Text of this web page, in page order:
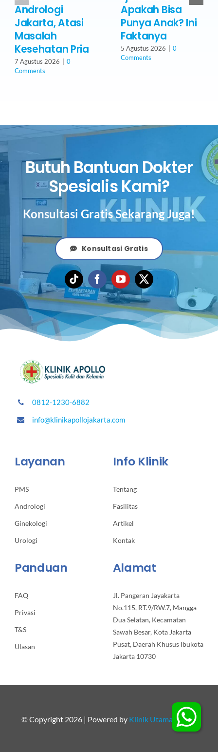
Andrologi
Jakarta, Atasi
Masalah
Kesehatan Pria
7 Agustus 2026
0
Comments
Apakah Bisa
Punya Anak? Ini
Faktanya
5 Agustus 2026
0
Comments
Butuh Bantuan Dokter
Spesialis Kami?
Konsultasi Gratis Sekarang Juga!
Konsultasi Gratis
0812-1230-6882
info@klinikapollojakarta.com
Layanan
PMS
Andrologi
Ginekologi
Urologi
Info Klinik
Tentang
Fasilitas
Artikel
Kontak
Panduan
FAQ
Privasi
T&S
Ulasan
Alamat
Jl. Pangeran Jayakarta
No.115, RT.9/RW.7, Mangga
Dua Selatan, Kecamatan
Sawah Besar, Kota Jakarta
Pusat, Daerah Khusus Ibukota
Jakarta 10730
© Copyright 2026 | Powered by Klinik Utama Apollo